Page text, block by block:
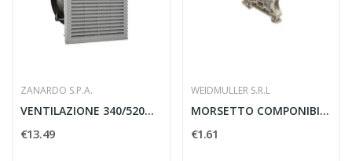
ZANARDO S.P.A.
VENTILAZIONE 340/520M³ H 250X250 - ZANARDO SPA...
€13.49
WEIDMULLER S.R.L
MORSETTO COMPONIBILE PORTAFUSIBILE WSI 6 -...
€1.61